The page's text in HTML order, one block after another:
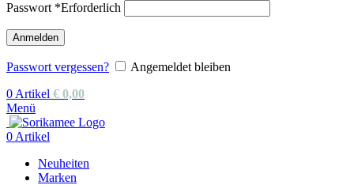
Passwort *Erforderlich
Anmelden
Passwort vergessen?
Angemeldet bleiben
0 Artikel € 0,00
Menü
0 Artikel
Neuheiten
Marken